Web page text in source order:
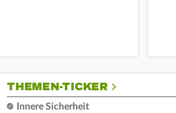
THEMEN-TICKER
Innere Sicherheit